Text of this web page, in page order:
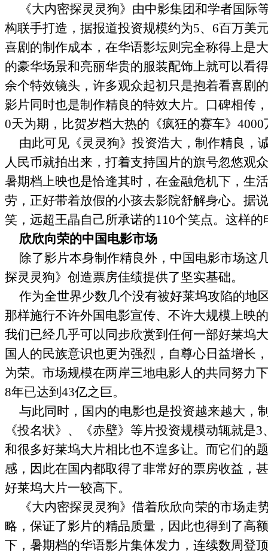
《大内密探灵灵狗》由中影集团和学者国际
构联手打造，据报道投资规模约为5、 6百万美
喜剧的制作成本，在华语影坛则完全称得上是
的豪华场景和亮丽华贵的服装配饰上就可以看
余个特效镜头，许多观众起初只是抱着看喜剧
影片同时也是制作精良的特效大片。口碑相传
0天为期，比贺岁档大热的《疯狂的赛车》 4000
由此可见《灵灵狗》投资浩大，制作精良，
人民币就拍出来，打着支持国片的旗号忽悠观
暑期档上映也是恰逢其时，在金融危机下，生
劳，正好带着放假的小孩去影院舒解身心。据
笑，远超王晶自己所承诺的110个笑点。这样的
欣欣向荣的中国电影市场
除了影片本身制作精良外，中国电影市场这
探灵灵狗》创造票房佳绩提供了坚实基础。
作为全世界少数几个没有被好莱坞攻陷的地
那样施行不许外国电影宣传、不许大规模上映
我们已经几乎可以同步欣赏到任何一部好莱坞
国人的民族意识也更为强烈，自尊心日益增长
为荣。市场规模在两岸三地电影人的共同努力
8年已达到 43亿之巨。
与此同时，国内的电影也是投资越来越大，
《投名状》、《赤壁》等片投资规模动辄就是3
和很多好莱坞大片相比也不遑多让。而它们的
感，因此在国内都取得了非常好的票房收益，
好莱坞大片一较高下。
《大内密探灵灵狗》借着欣欣向荣的市场走
略，保证了影片的精品质量，因此也得到了高
下，暑期档的华语影片集体发力，连续数周登